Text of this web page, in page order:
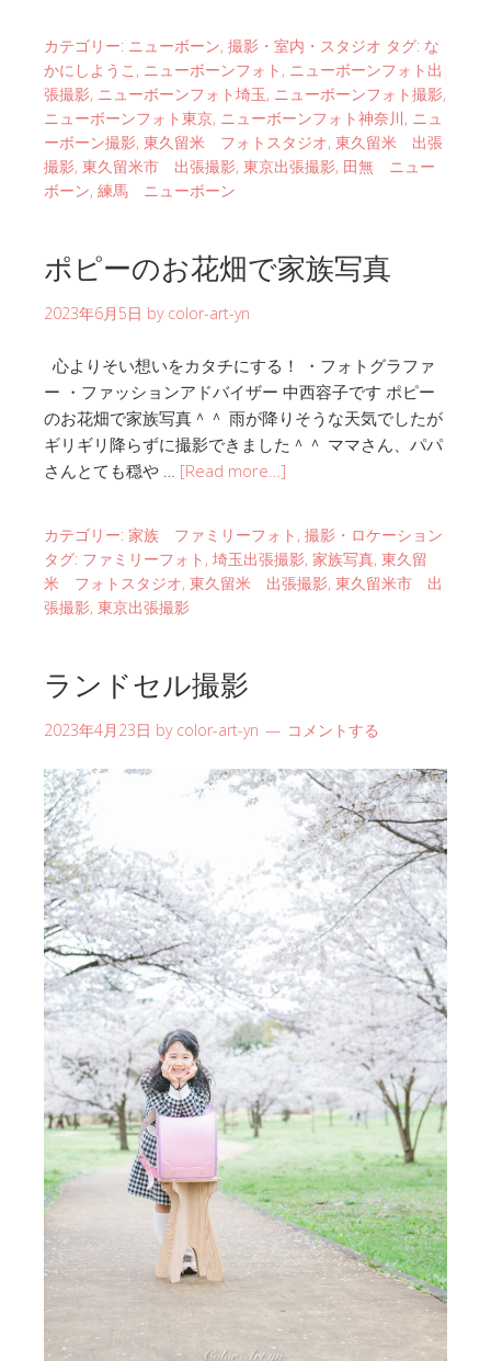
カテゴリー: ニューボーン, 撮影・室内・スタジオ タグ: な
かにしようこ , ニューボーンフォト , ニューボーンフォト出
張撮影, ニューボーンフォト埼玉, ニューボーンフォト撮影,
ニューボーンフォト東京, ニューボーンフォト神奈川, ニュ
ーボーン撮影, 東久留米 フォトスタジオ, 東久留米 出張
撮影, 東久留米市 出張撮影, 東京出張撮影, 田無 ニュー
ボーン, 練馬 ニューボーン
ポピーのお花畑で家族写真
2023年6月5日 by color-art-yn
心よりそい想いをカタチにする！ ・フォトグラファ
ー ・ファッションアドバイザー 中西容子です ポピー
のお花畑で家族写真＾＾ 雨が降りそうな天気でしたが
ギリギリ降らずに撮影できました＾＾ ママさん、パパ
さんとても穏や … [Read more…]
カテゴリー: 家族 ファミリーフォト , 撮影・ロケーション
タグ: ファミリーフォト , 埼玉出張撮影, 家族写真, 東久留
米 フォトスタジオ, 東久留米 出張撮影, 東久留米市 出
張撮影, 東京出張撮影
ランドセル撮影
2023年4月23日 by color-art-yn コメントする